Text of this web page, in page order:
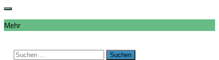
Mehr
Suchen